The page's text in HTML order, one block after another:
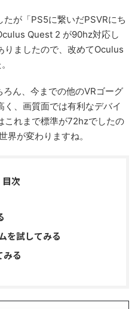
が「PS5に繋いだPSVRにち
Quest 2 が90hz対応し
りましたので、改めてOculus
ん、今までの他のVRゴーグ
、画質面では有利なデバイ
これまで標準が72hzでしたの
界が変わりますね。
目次
を試してみる
る